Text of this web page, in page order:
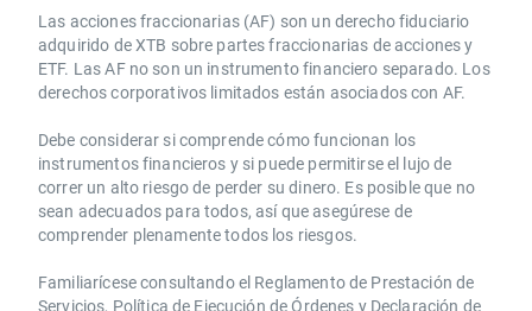
Las acciones fraccionarias (AF) son un derecho fiduciario
adquirido de XTB sobre partes fraccionarias de acciones y
ETF. Las AF no son un instrumento financiero separado. Los
derechos corporativos limitados están asociados con AF.
Debe considerar si comprende cómo funcionan los
instrumentos financieros y si puede permitirse el lujo de
correr un alto riesgo de perder su dinero. Es posible que no
sean adecuados para todos, así que asegúrese de
comprender plenamente todos los riesgos.
Familiarícese consultando el Reglamento de Prestación de
Servicios, Política de Ejecución de Órdenes y Declaración de